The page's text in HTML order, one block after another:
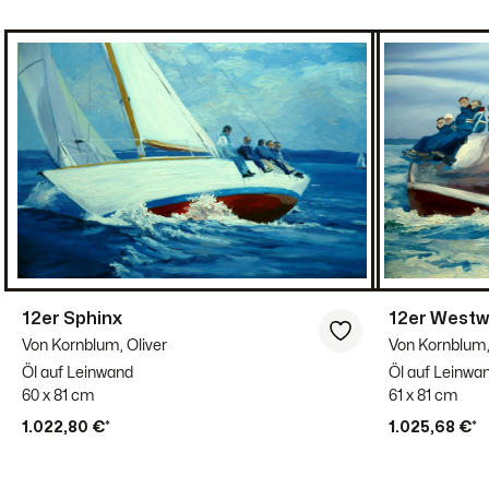
12er Sphinx
Von Kornblum, Oliver
Öl auf Leinwand
60 x 81 cm
1.022,80 €*
12er
Von
Öl auf
61 x 81 cm
1.025,68 €*